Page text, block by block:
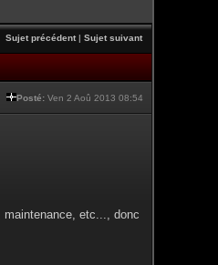
Sujet précédent| Sujet suivant
Posté: Ven 2 Aoû 2013 08:54
maintenance, etc..., donc